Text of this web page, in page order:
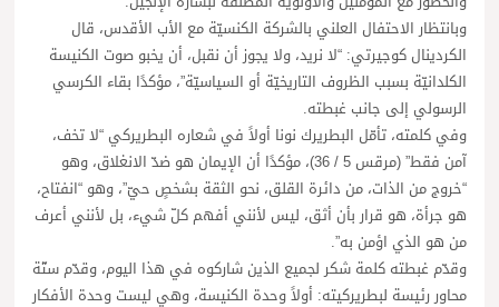
وبانتظار الاحتفال العلني بالشركة الكنسيّة مع الأب الأقدس، قال
الكردينال كوجيرتي: “لا نريد، ولا يجوز أن نقبل، أن يخبو صوت الكنيسة
الكلدانيّة بسبب الظروف التاريخيّة أو السياسيّة”، مؤكدًا بقاء الكرسي
الرسولي إلى جانب غبطته.
وفي كلمته، تأمّل البطريرك نونا أولاً في شعاره البطريركي “لا تخف،
آمن فقط” (مرقس 5 / 36)، مؤكدًا أن الإيمان هو ضدّ الانغلاق، وهو
“خروج من الذات، من دائرة القلق، نحو الثقة بشخصٍ حيّ”، وهو “انفتاح،
هو جرأة، هو قرار بأن أثق، ليس لأنني أفهم كلّ شيء، بل لأنني أعرف
من هو الذي اؤمن به”.
وقدّم غبطته كلمة شكر لجميع الذين شاركوه في هذا اليوم، وقدّم ستّة
محاور رئيسة لبطريركيته: أولاً وحدة الكنيسة، وهي ليست وحدة الأفكار